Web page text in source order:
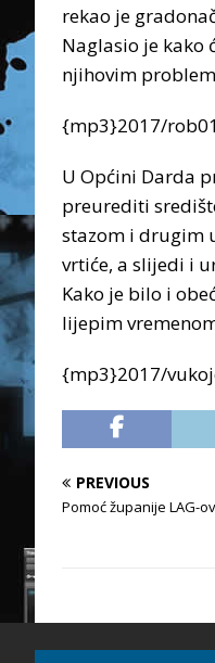
rekao je
Naglasio je kako
njihovim
{mp3}2017/
U Općini Darda
preurediti
stazom i drugim
vrtiće, a slijedi i
Kako je bilo i
lijepim
{mp3}2017/
PREVIOUS
Pomoć županije LAG-